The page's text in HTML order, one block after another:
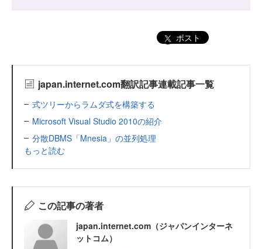
ポスト
japan.internet.com翻訳記事連載記事一覧
式ツリーからラムダ式を構築する
Microsoft Visual Studio 2010の紹介
分散DBMS「Mnesia」の並列処理
もっと読む
この記事の著者
japan.internet.com（ジャパンインターネ
ットコム）